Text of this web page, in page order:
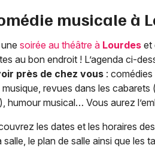
musicale à
soirée au théâtre à Lourdes et
au bon endroit ! L’agenda ci-
près de chez vous :
revues dans les cabarets
humour musical… Vous aurez
les dates et les horaires
le plan de salle ainsi que les